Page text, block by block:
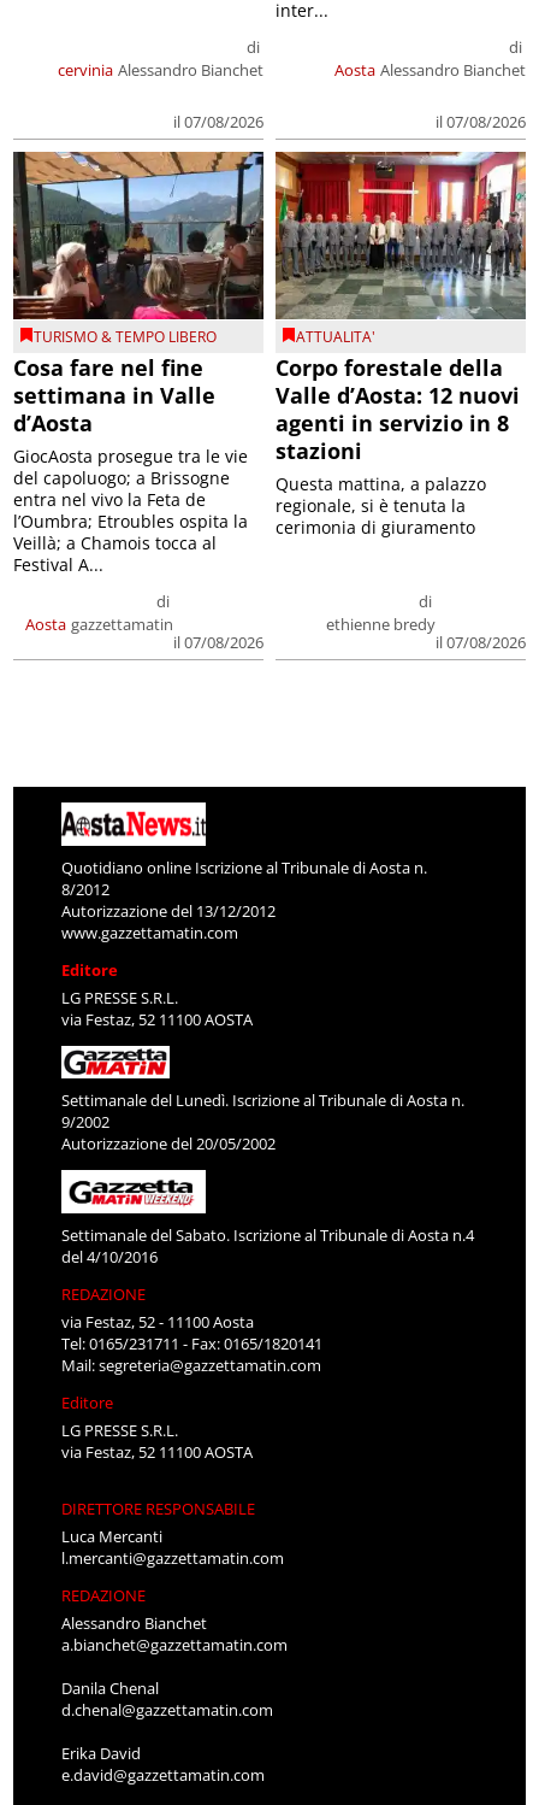
cervinia
di
Alessandro Bianchet
il 07/08/2026
Aosta
di
Alessandro Bianchet
il 07/08/2026
inter...
TURISMO & TEMPO LIBERO
Cosa fare nel fine
settimana in Valle
d’Aosta
Aosta
di
gazzettamatin
il 07/08/2026
GiocAosta prosegue tra le vie
del capoluogo; a Brissogne
entra nel vivo la Feta de
l’Oumbra; Etroubles ospita la
Veillà; a Chamois tocca al
Festival A...
ATTUALITA'
Corpo forestale della
Valle d’Aosta: 12 nuovi
agenti in servizio in 8
stazioni
di
ethienne bredy
il 07/08/2026
Questa mattina, a palazzo
regionale, si è tenuta la
cerimonia di giuramento
Quotidiano online Iscrizione al Tribunale di Aosta n.
8/2012
Autorizzazione del 13/12/2012
www.gazzettamatin.com
Editore
LG PRESSE S.R.L.
via Festaz, 52 11100 AOSTA
Settimanale del Lunedì. Iscrizione al Tribunale di Aosta n.
9/2002
Autorizzazione del 20/05/2002
Settimanale del Sabato. Iscrizione al Tribunale di Aosta n.4
del 4/10/2016
REDAZIONE
via Festaz, 52 - 11100 Aosta
Tel: 0165/231711 - Fax: 0165/1820141
Mail:segreteria@gazzettamatin.com
Editore
LG PRESSE S.R.L.
via Festaz, 52 11100 AOSTA
DIRETTORE RESPONSABILE
Luca Mercanti
l.mercanti@gazzettamatin.com
REDAZIONE
Alessandro Bianchet
a.bianchet@gazzettamatin.com
Danila Chenal
d.chenal@gazzettamatin.com
Erika David
e.david@gazzettamatin.com